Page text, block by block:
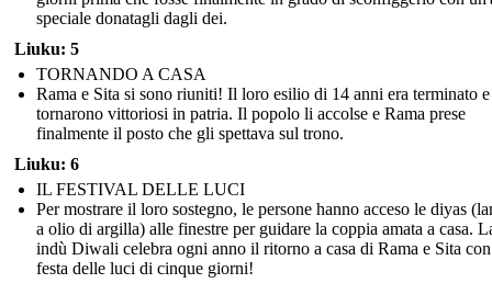
speciale donatagli dagli dei.
Liuku: 5
TORNANDO A CASA
Rama e Sita si sono riuniti! Il loro esilio di 14 anni era terminato e
tornarono vittoriosi in patria. Il popolo li accolse e Rama prese
finalmente il posto che gli spettava sul trono.
Liuku: 6
IL FESTIVAL DELLE LUCI
Per mostrare il loro sostegno, le persone hanno acceso le diyas
a olio di argilla) alle finestre per guidare la coppia amata a casa.
indù Diwali celebra ogni anno il ritorno a casa di Rama e Sita
festa delle luci di cinque giorni!